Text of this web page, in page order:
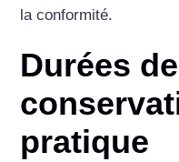
la conformité.
Durées de
pratique